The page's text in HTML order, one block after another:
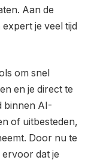
Aan de
je veel tijd
om snel
en je direct te
binnen AI-
of uitbesteden,
Door nu te
dat je